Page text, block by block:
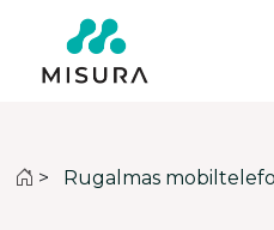
> Rugalmas